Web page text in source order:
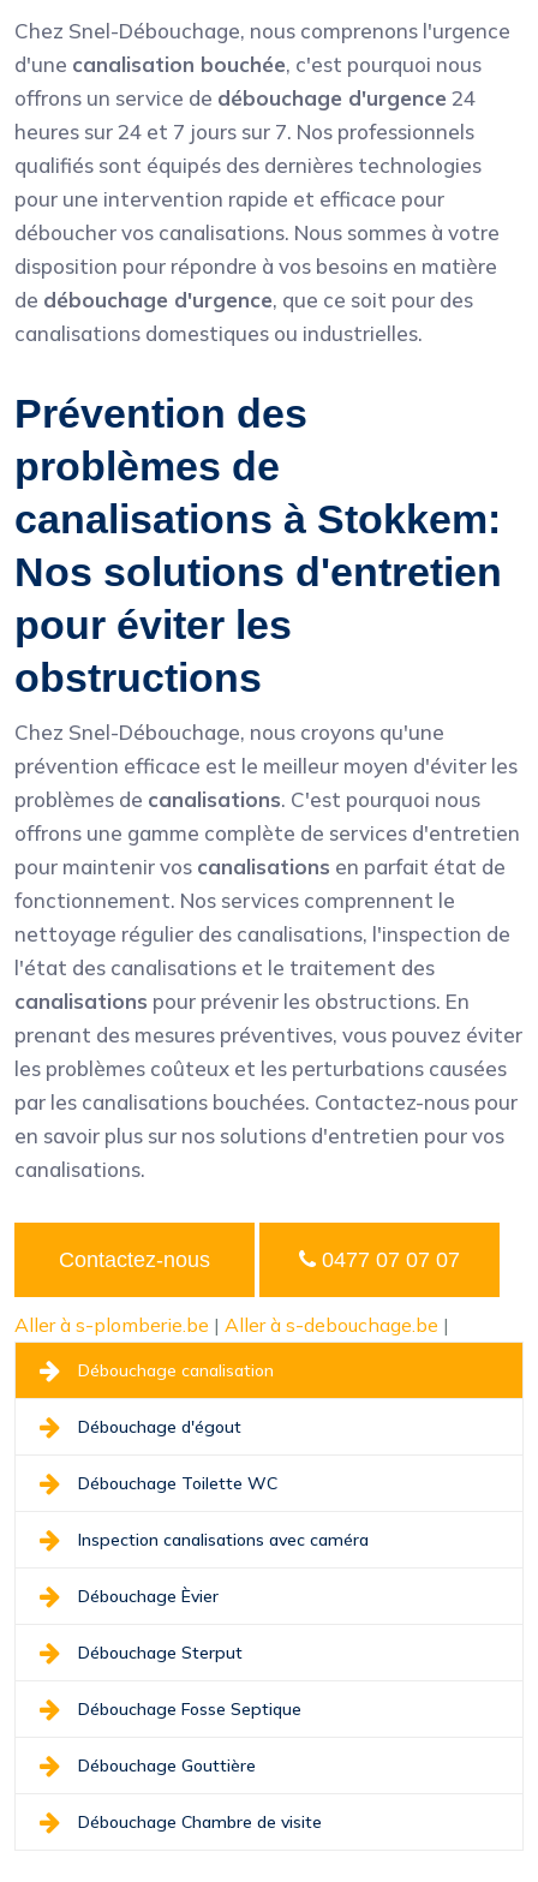
Chez Snel-Débouchage, nous comprenons l'urgence
d'une canalisation bouchée, c'est pourquoi nous
offrons un service de débouchage d'urgence 24
heures sur 24 et 7 jours sur 7. Nos professionnels
qualifiés sont équipés des dernières technologies
pour une intervention rapide et efficace pour
déboucher vos canalisations. Nous sommes à votre
disposition pour répondre à vos besoins en matière
de débouchage d'urgence, que ce soit pour des
canalisations domestiques ou industrielles.
Prévention des
problèmes de
canalisations à Stokkem:
Nos solutions d'entretien
pour éviter les
obstructions
Chez Snel-Débouchage, nous croyons qu'une
prévention efficace est le meilleur moyen d'éviter les
problèmes de canalisations. C'est pourquoi nous
offrons une gamme complète de services d'entretien
pour maintenir vos canalisations en parfait état de
fonctionnement. Nos services comprennent le
nettoyage régulier des canalisations, l'inspection de
l'état des canalisations et le traitement des
canalisations pour prévenir les obstructions. En
prenant des mesures préventives, vous pouvez éviter
les problèmes coûteux et les perturbations causées
par les canalisations bouchées. Contactez-nous pour
en savoir plus sur nos solutions d'entretien pour vos
canalisations.
Contactez-nous 0477 07 07 07
Aller à s-plomberie.be | Aller à s-debouchage.be |
Débouchage canalisation
Débouchage d'égout
Débouchage Toilette WC
Inspection canalisations avec caméra
Débouchage Èvier
Débouchage Sterput
Débouchage Fosse Septique
Débouchage Gouttière
Débouchage Chambre de visite